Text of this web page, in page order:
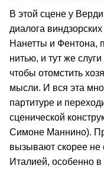
В этой сцене у
диалога
Нанетты и Фентона,
нитью, и тут же
чтобы отомстить
мысли. И вся эта
партитуре и
сценической
Симоне Маннино).
вызывают скорее не
Италией, особенно